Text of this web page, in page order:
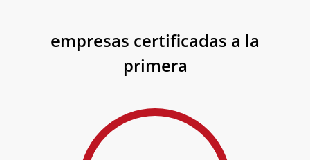
empresas certificadas a la
primera